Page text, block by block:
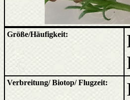
Größe/Häufigkeit:
Verbreitung/ Biotop/ Flugzeit: